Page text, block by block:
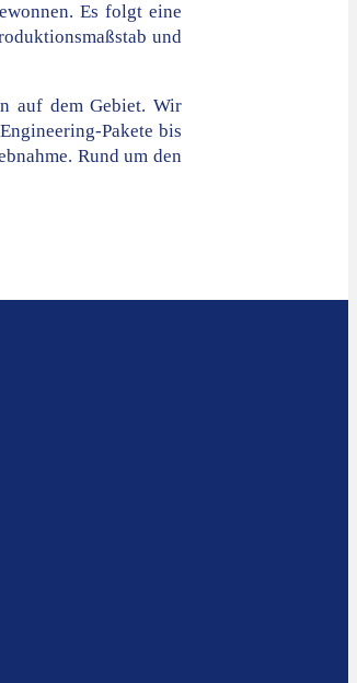
Es folgt eine
und
auf dem Gebiet. Wir
Pakete bis
Rund um den